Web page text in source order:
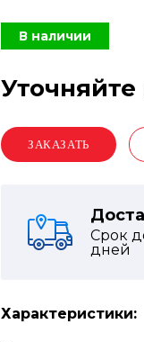
В наличии
Уточняйте
Срок
дней
Характеристики: